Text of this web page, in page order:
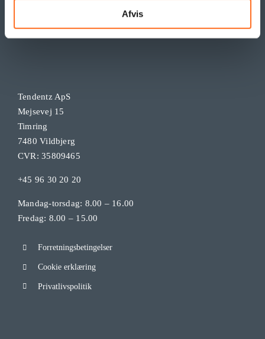
Afvis
Tendentz ApS
Mejsevej 15
Timring
7480 Vildbjerg
CVR: 35809465
+45 96 30 20 20
Mandag-torsdag: 8.00 – 16.00
Fredag: 8.00 – 15.00
Forretningsbetingelser
Cookie erklæring
Privatlivspolitik